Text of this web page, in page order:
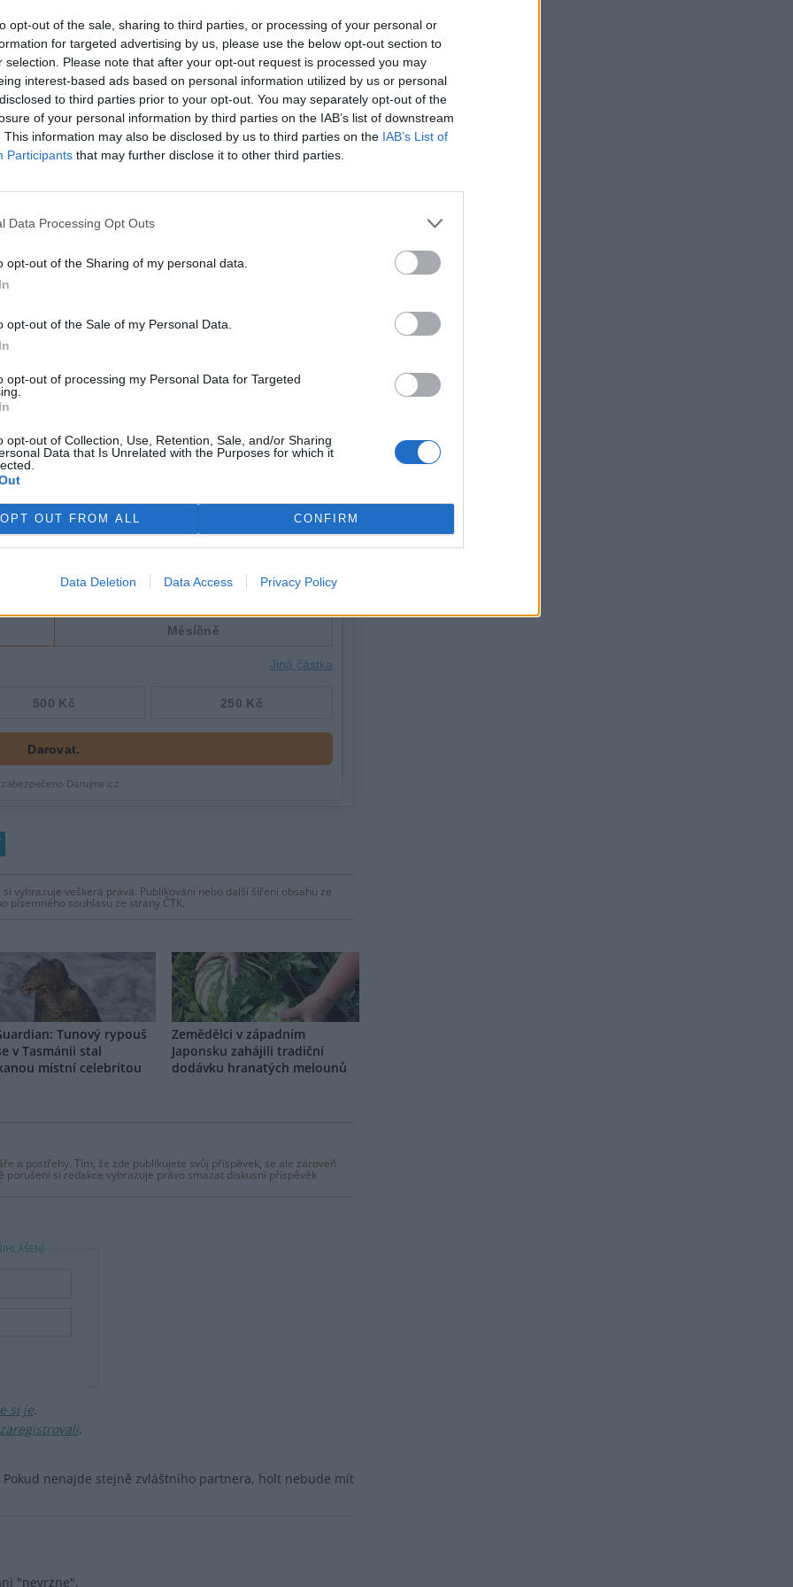
opt-out of the sale, sharing to third parties, or processing of your personal or
for targeted advertising by us, please use the below opt-out section to
selection. Please note that after your opt-out request is processed you may
interest-based ads based on personal information utilized by us or personal
to third parties prior to your opt-out. You may separately opt-out of the
of your personal information by third parties on the IAB’s list of downstream
This information may also be disclosed by us to third parties on the IAB’s List of
Participants that may further disclose it to other third parties.
Data Processing Opt Outs
opt-out of the Sharing of my personal data.
opt-out of the Sale of my Personal Data.
opt-out of processing my Personal Data for Targeted
opt-out of Collection, Use, Retention, Sale, and/or Sharing
Data that Is Unrelated with the Purposes for which it
OPT OUT FROM ALL CONFIRM
Data Deletion Data Access Privacy Policy
děti. "Kdysi dávno, už ani nevím kde, jsem to četl
Právě proto jsem to dával dětem jako takovou až
tento úkol podle něj neúspěšně snažily splnit
nečekal, že se to někdy někomu povede," dodal.
keřovka rozmnožovat, je podle něj ale zatím nulová.
protože mají i orgány uvnitř zrcadlově obrácené. A
potřeboval najít parťáka," uvedl lektor.
David ale zároveň oslovil některé renomované
muzeum už projevilo zájem, ale dokud bude živý, tak
nebo se možná ozve nějaká zoologická
V irském hrabství
levotočivých páskovek hajních. Z posledních let je
který uhynul před devíti lety v Británii. Ve své
když se vědci odmítli smířit s jeho nedobrovolnou
mu hledali partnery. Našli mu dva potenciální, kteří
Ale nakonec se do tohoto milostného trojúhelníku
– všichni byli pravotočiví.
vyhrazuje veškerá práva. Publikování nebo další šíření obsahu ze
písemného souhlasu ze strany ČTK.
Tunový rypouš
v Tasmánii stal
místní celebritou
Zemědělci v západním
Japonsku zahájili tradiční
dodávku hranatých melounů
a postřehy. Tím, že zde publikujete svůj příspěvek, se ale zároveň
porušení si redakce vyhrazuje právo smazat diskusní příspěvěk
si je.
zaregistrovali.
nenajde stejně zvláštního partnera, holt nebude mít
"nevrzne".